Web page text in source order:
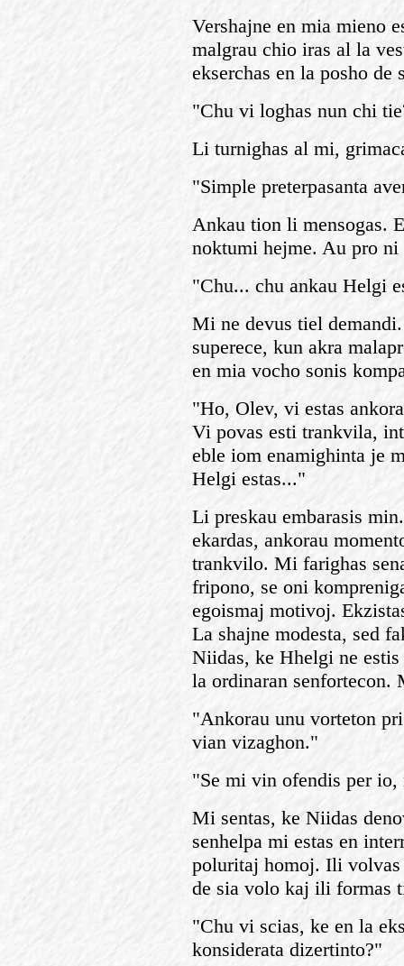
Vershajne en mia mieno
malgrau chio iras al la
ekserchas en la posho de
"Chu vi loghas nun chi
Li turnighas al mi,
"Simple preterpasanta
Ankau tion li mensogas.
noktumi hejme. Au pro
"Chu... chu ankau Helgi
Mi ne devus tiel
superece, kun akra
en mia vocho sonis
"Ho, Olev, vi estas
Vi povas esti trankvila,
eble iom enamighinta je
Helgi estas..."
Li preskau embarasis
ekardas, ankorau
trankvilo. Mi farighas
fripono, se oni
egoismaj motivoj.
La shajne modesta, sed
Niidas, ke Hhelgi ne
la ordinaran senfortecon.
"Ankorau unu vorteton
vian vizaghon."
"Se mi vin ofendis per io,
Mi sentas, ke Niidas
senhelpa mi estas en
poluritaj homoj. Ili volvas
de sia volo kaj ili formas
"Chu vi scias, ke en la
konsiderata dizertinto?"